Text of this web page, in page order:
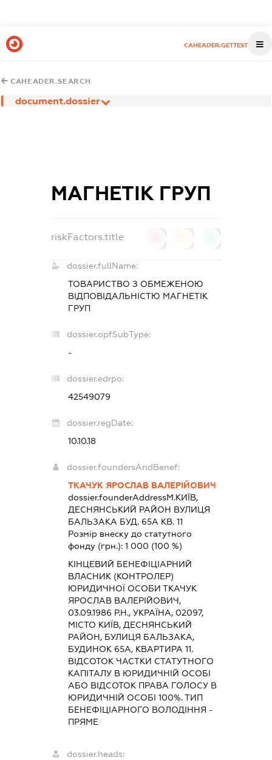
CAHEADER.GETTEST
CAHEADER.SEARCH
document.dossier
МАГНЕТІК ГРУП
riskFactors.title
dossier.fullName:
ТОВАРИСТВО З ОБМЕЖЕНОЮ
ВІДПОВІДАЛЬНІСТЮ МАГНЕТІК
ГРУП
dossier.opfSubType:
-
dossier.edrpo:
42549079
dossier.regDate:
10.10.18
dossier.foundersAndBenef:
ТКАЧУК ЯРОСЛАВ ВАЛЕРІЙОВИЧ
dossier.founderAddressМ.КИЇВ,
ДЕСНЯНСЬКИЙ РАЙОН ВУЛИЦЯ
БАЛЬЗАКА БУД. 65А КВ. 11
Розмір внеску до статутного
фонду (грн.): 1 000 (100 %)
КІНЦЕВИЙ БЕНЕФІЦІАРНИЙ
ВЛАСНИК (КОНТРОЛЕР)
ЮРИДИЧНОЇ ОСОБИ ТКАЧУК
ЯРОСЛАВ ВАЛЕРІЙОВИЧ,
03.09.1986 Р.Н., УКРАЇНА, 02097,
МІСТО КИЇВ, ДЕСНЯНСЬКИЙ
РАЙОН, БУЛИЦЯ БАЛЬЗАКА,
БУДИНОК 65А, КВАРТИРА 11.
ВІДСОТОК ЧАСТКИ СТАТУТНОГО
КАПІТАЛУ В ЮРИДИЧНІЙ ОСОБІ
АБО ВІДСОТОК ПРАВА ГОЛОСУ В
ЮРИДИЧНІЙ ОСОБІ 100%. ТИП
БЕНЕФІЦІАРНОГО ВОЛОДІННЯ -
ПРЯМЕ
dossier.heads: